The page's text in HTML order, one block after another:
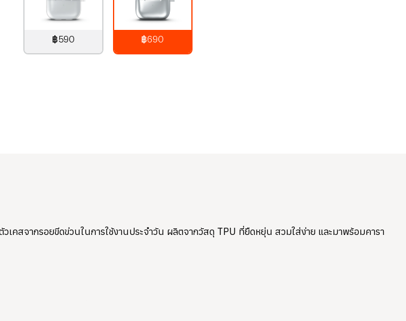
฿590
฿690
สจากรอยขีดข่วนในการใช้งานประจำวัน ผลิตจากวัสดุ TPU ที่ยืดหยุ่น สวมใส่ง่าย และมาพร้อมคารา